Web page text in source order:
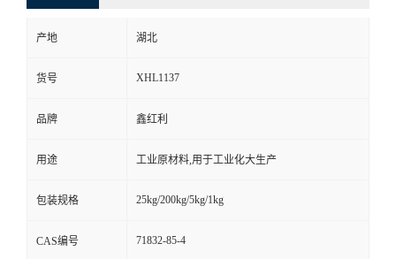
产地 湖北
货号 XHL1137
品牌 鑫红利
用途 工业原材料,用于工业化大生产
包装规格 25kg/200kg/5kg/1kg
CAS编号 71832-85-4